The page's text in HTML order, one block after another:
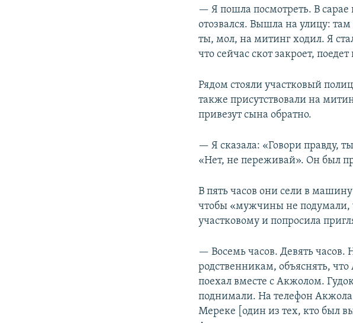
— Я пошла посмотреть. В сарае
отозвался. Вышла на улицу:
ты, мол, на митинг ходил. Я
что сейчас скот закроет,
Рядом стояли участковый
также присутствовали на
привезут сына обратно.
— Я сказала: «Говори правду,
«Нет, не переживай». Он был
В пять часов они сели в
чтобы «мужчины не подумали,
участковому и попросила
— Восемь часов. Девять часов.
родственникам, объяснять,
поехал вместе с Акжолом.
поднимали. На телефон Акжола
Мереке [один из тех, кто был